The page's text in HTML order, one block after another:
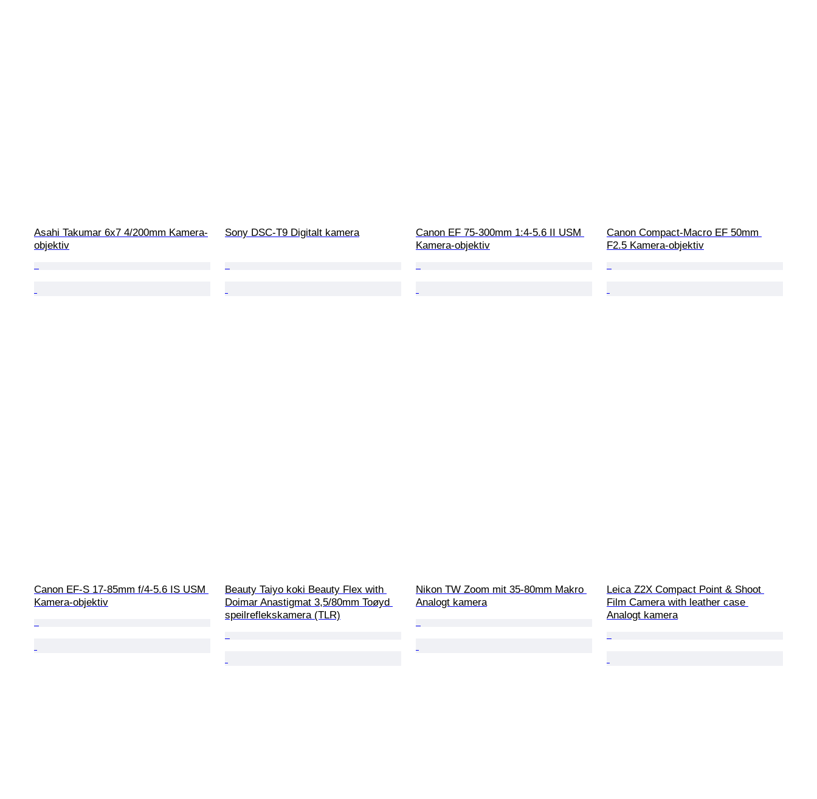
Asahi Takumar 6x7 4/200mm Kamera-
objektiv
Sony DSC-T9 Digitalt kamera
Canon EF 75-300mm 1:4-5.6 II USM
Kamera-objektiv
Canon Compact-Macro EF 50mm
F2.5 Kamera-objektiv
Canon EF-S 17-85mm f/4-5.6 IS USM
Kamera-objektiv
Beauty Taiyo koki Beauty Flex with
Doimar Anastigmat 3,5/80mm Toøyd
speilreflekskamera (TLR)
Nikon TW Zoom mit 35-80mm Makro
Analogt kamera
Leica Z2X Compact Point & Shoot
Film Camera with leather case
Analogt kamera